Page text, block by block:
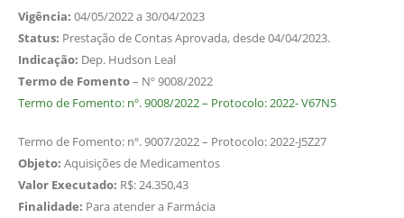
Vigência: 04/05/2022 a 30/04/2023
Status: Prestação de Contas Aprovada, desde 04/04/2023.
Indicação: Dep. Hudson Leal
Termo de Fomento– Nº 9008/2022
Termo de Fomento: nº. 9008/2022 – Protocolo: 2022- V67N5
Termo de Fomento: nº. 9007/2022 – Protocolo: 2022-J5Z27
Objeto: Aquisições de Medicamentos
Valor Executado: R$: 24.350,43
Finalidade: Para atender a Farmácia